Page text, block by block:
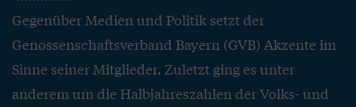
Gegenüber Medien und Politik setzt der
Genossenschaftsverband Bayern (GVB) Akzente im
Sinne seiner Mitglieder. Zuletzt ging es unter
anderem um die Halbjahreszahlen der Volks- und